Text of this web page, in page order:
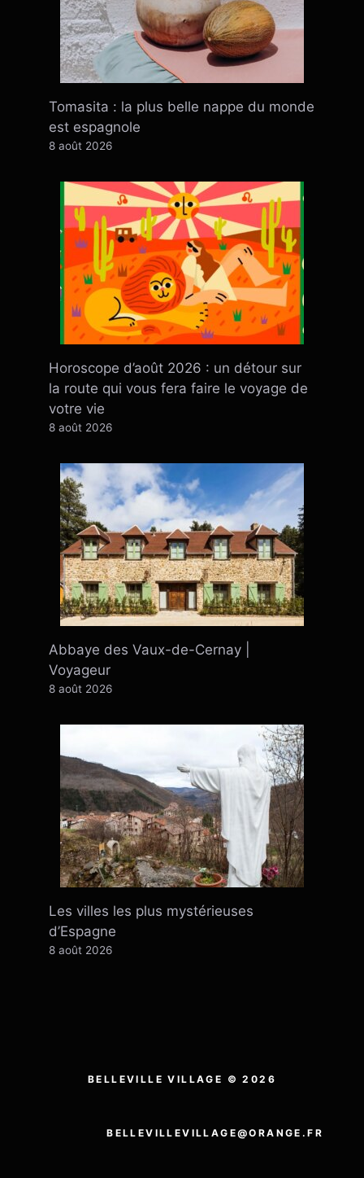
Tomasita : la plus belle nappe du monde
est espagnole
8 août 2026
Horoscope d’août 2026 : un détour sur
la route qui vous fera faire le voyage de
votre vie
8 août 2026
Abbaye des Vaux-de-Cernay |
Voyageur
8 août 2026
Les villes les plus mystérieuses
d’Espagne
8 août 2026
BELLEVILLE VILLAGE © 2026
BELLEVILLEVILLAGE@ORANGE.FR